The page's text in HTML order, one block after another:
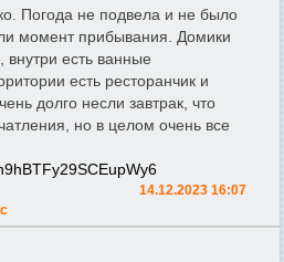
Погода не подвела и не было
момент прибывания. Домики
внутри есть ванные
есть ресторанчик и
долго несли завтрак, что
но в целом очень все
14.12.2023 16:07